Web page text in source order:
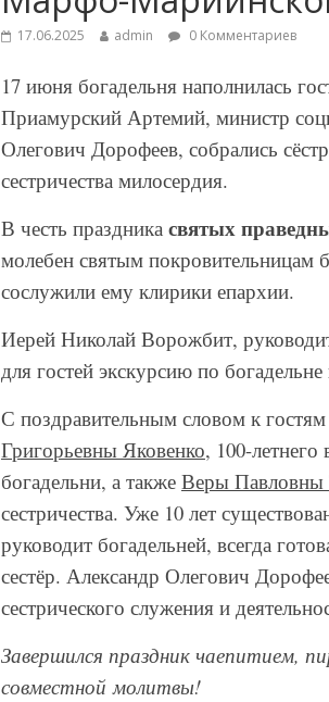
17.06.2025 admin 0 Комментариев
17 июня богадельня наполнилась
Приамурский Артемий, министр
Олегович Дорофеев, собрались
сестричества милосердия.
В честь праздника святых
молебен святым покровительницам
сослужили ему клирики епархии.
Иерей Николай Ворожбит,
для гостей экскурсию по
С поздравительным словом к гостям
Григорьевны Яковенко, 100-
богадельни, а также Веры Павловны
сестричества. Уже 10 лет
руководит богадельней, всегда
сестёр. Александр Олегович
сестрического служения и
Завершился праздник чаепитием,
совместной молитвы!